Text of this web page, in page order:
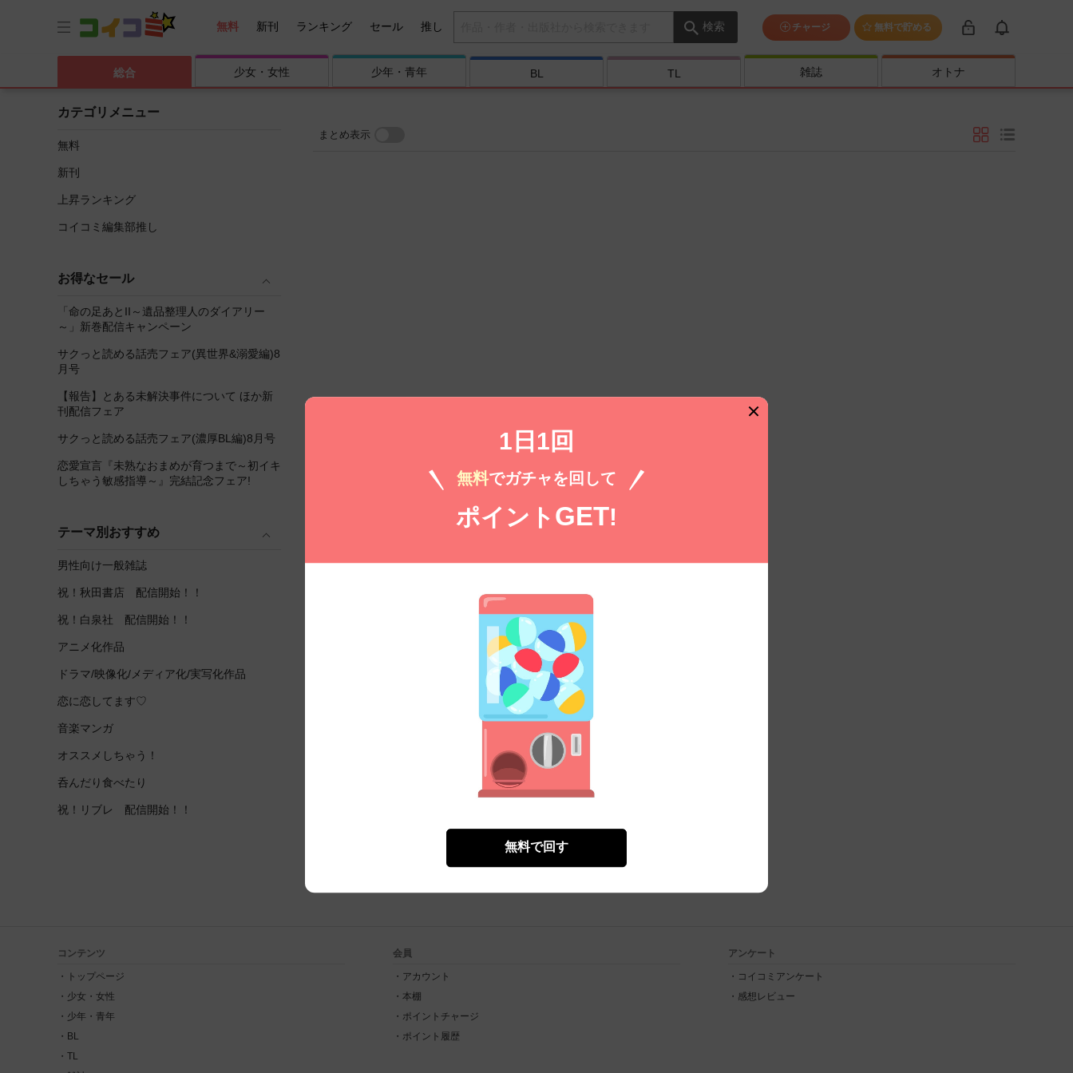
無料 新刊 ランキング セール 推し 検索 チャージ 無料で貯める
総合 少女・ 女性 少年・ 青年 BL TL 雑誌 オトナ
カテゴリメニュー
無料
新刊
上昇ランキング
コイコミ編集部推し
お得なセール
「命の足あとII～遺品整理人のダイアリー
～」新巻配信キャンペーン
サクっと読める話売フェア(異世界&溺愛編)8
月号
【報告】とある未解決事件について ほか新
刊配信フェア
サクっと読める話売フェア(濃厚BL編)8月号
恋愛宣言『未熟なおまめが育つまで～初イキ
しちゃう敏感指導～』完結記念フェア!
テーマ別おすすめ
男性向け一般雑誌
祝！秋田書店 配信開始！！
祝！白泉社 配信開始！！
アニメ化作品
ドラマ/映像化/メディア化/実写化作品
恋に恋してます♡
音楽マンガ
オススメしちゃう！
呑んだり食べたり
祝！リブレ 配信開始！！
まとめ表示
1日1回
無料でガチャを回して
ポイント GET!
無料で回す
コンテンツ
トップページ
少女・女性
少年・青年
BL
TL
会員
アカウント
本棚
ポイントチャージ
ポイント履歴
アンケート
コイコミアンケート
感想レビュー